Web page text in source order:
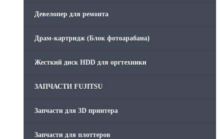
Девелопер для ремонта
Драм-картридж (Блок фотоарабана)
Жесткий диск HDD для оргтехники
ЗАПЧАСТИ FUJITSU
Запчасти для 3D принтера
Запчасти для плоттеров